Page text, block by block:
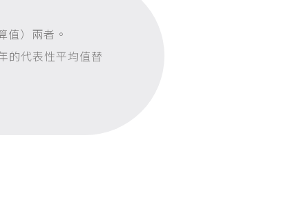
值）兩者。
的代表性平均值替